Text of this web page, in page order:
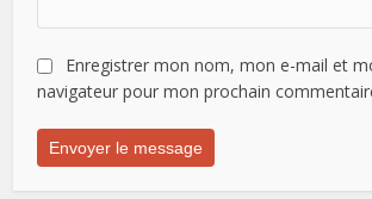
Enregistrer mon nom, mon e-mail et
navigateur pour mon prochain